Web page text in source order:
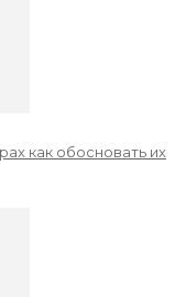
как обосновать их